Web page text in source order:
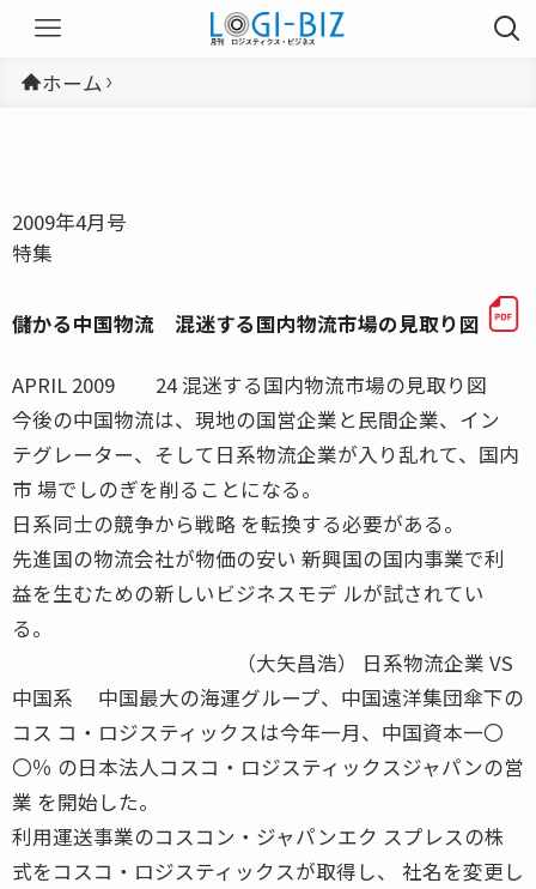
ホーム
2009年4月号
特集
儲かる中国物流 混迷する国内物流市場の見取り図
APRIL 2009 24 混迷する国内物流市場の見取り図
今後の中国物流は、現地の国営企業と民間企業、イン
テグレーター、そして日系物流企業が入り乱れて、国内
市 場でしのぎを削ることになる。
日系同士の競争から戦略 を転換する必要がある。
先進国の物流会社が物価の安い 新興国の国内事業で利
益を生むための新しいビジネスモデ ルが試されてい
る。
（大矢昌浩） 日系物流企業 VS
中国系 中国最大の海運グループ、中国遠洋集団傘下の
コス コ・ロジスティックスは今年一月、中国資本一〇
〇％ の日本法人コスコ・ロジスティックスジャパンの営
業 を開始した。
利用運送事業のコスコン・ジャパンエク スプレスの株
式をコスコ・ロジスティックスが取得し、 社名を変更し